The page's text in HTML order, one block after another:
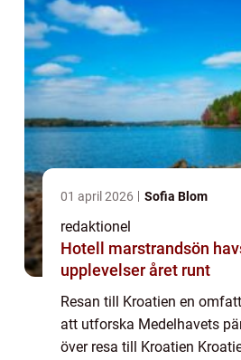
01 april 2026 Sofia Blom
redaktionel
Hotell marstrandsön havsnära
upplevelser året runt
Resan till Kroatien en
att utforska Medelhavets
över resa till Kroatien